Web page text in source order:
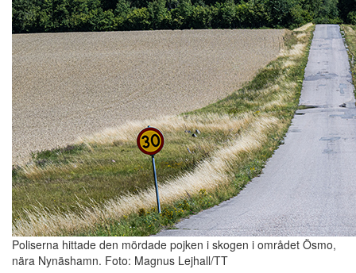
Poliserna hittade den mördade pojken i skogen i området Ösmo,
nära Nynäshamn. Foto: Magnus Lejhall/TT